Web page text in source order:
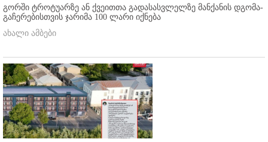
გორში ტროტუარზე ან ქვეითთა გადასასვლელზე მანქანის დგომა-
გაჩერებისთვის ჯარიმა 100 ლარი იქნება
ახალი ამბები